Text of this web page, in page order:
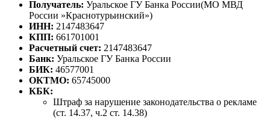
Получатель: Уральское ГУ Банка России(МО МВД
России »Краснотурьинский»)
ИНН: 2147483647
КПП: 661701001
Расчетный счет: 2147483647
Банк: Уральское ГУ Банка России
БИК: 46577001
ОКТМО: 65745000
КБК:
Штраф за нарушение законодательства о рекламе
(ст. 14.37, ч.2 ст. 14.38)